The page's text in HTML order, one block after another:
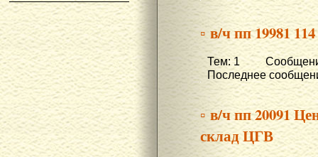
▫ в/ч пп 19981
Тем: 1
Последнее
▫ в/ч пп 20091
склад ЦГВ